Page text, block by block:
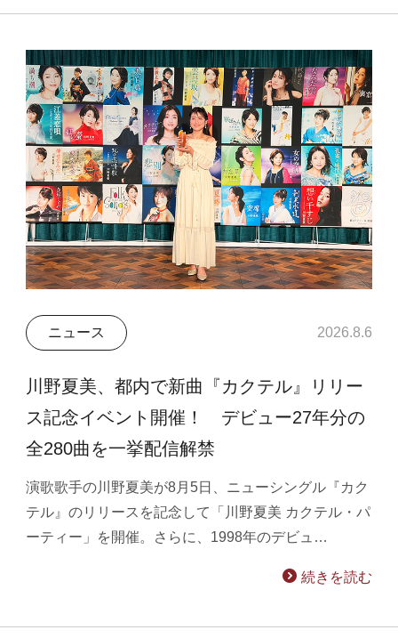
ニュース 2026.8.6
川野夏美、都内で新曲『カクテル』リリー
ス記念イベント開催！ デビュー27年分の
全280曲を一挙配信解禁
演歌歌手の川野夏美が8月5日、ニューシングル『カク
テル』のリリースを記念して「川野夏美 カクテル・パ
ーティー」を開催。さらに、1998年のデビュ…
続きを読む